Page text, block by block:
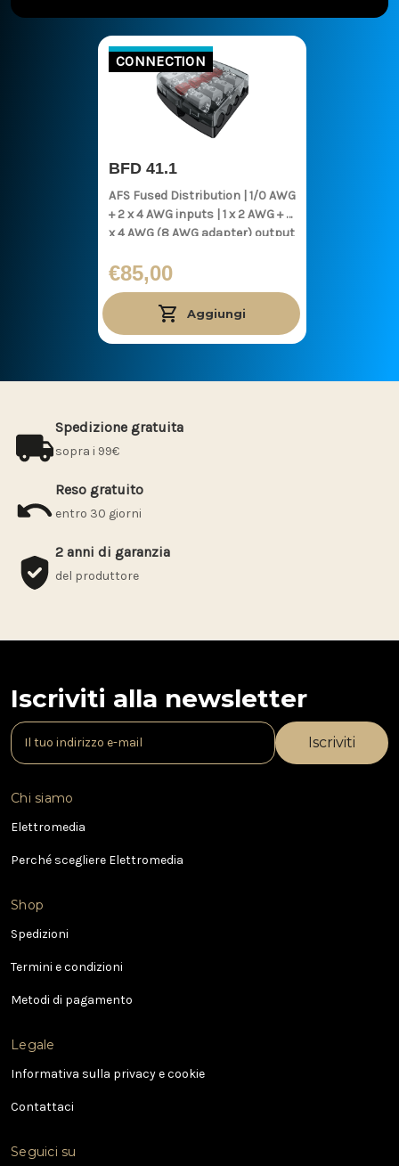
CONNECTION
BFD 41.1
AFS Fused Distribution | 1/0 AWG
+ 2 x 4 AWG inputs | 1 x 2 AWG + 3
x 4 AWG (8 AWG adapter) output
€85,00
Aggiungi
Spedizione gratuita
sopra i 99€
Reso gratuito
entro 30 giorni
2 anni di garanzia
del produttore
Iscriviti alla newsletter
I
n
r
i
z
e
m
i
l
Chi siamo
Elettromedia
Perché scegliere Elettromedia
Shop
Spedizioni
Termini e condizioni
Metodi di pagamento
Legale
Informativa sulla privacy e cookie
Contattaci
Seguici su